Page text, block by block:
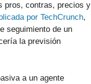
pros, contras, precios y
por TechCrunch,
seguimiento de un
la previsión
a un agente